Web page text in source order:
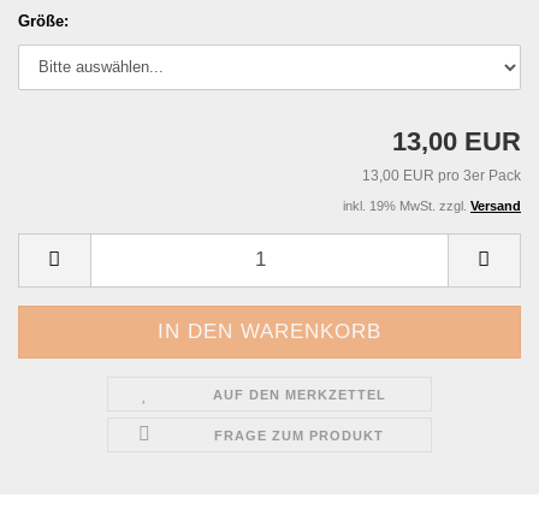
Größe:
13,00 EUR
13,00 EUR pro 3er Pack
inkl. 19% MwSt. zzgl. Versand
AUF DEN MERKZETTEL
FRAGE ZUM PRODUKT